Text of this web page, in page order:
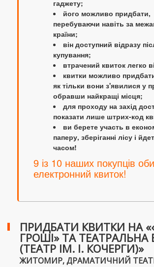
гаджету;
його можливо придбати,
перебуваючи навіть за
країни;
він доступний відразу
купування;
втрачений квиток легко
квитки можливо
як тільки вони з'явилися у
обравши найкращі місця;
для проходу на захід
показати лише штрих-код
ви берете участь в
паперу, зберіганні лісу і
часом!
9 із 10 наших покупців
електронний квиток!
ПРИДБАТИ КВИТКИ НА
ГРОШІ» ТА ТЕАТРАЛЬНА
(ТЕАТР ІМ. І. КОЧЕРГИ)»
ЖИТОМИР, ДРАМАТИЧНИЙ ТЕАТР